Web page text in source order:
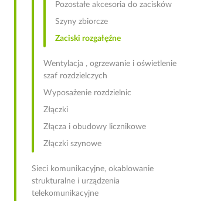
Pozostałe akcesoria do zacisków
Szyny zbiorcze
Zaciski rozgałęźne
Wentylacja , ogrzewanie i oświetlenie
szaf rozdzielczych
Wyposażenie rozdzielnic
Złączki
Złącza i obudowy licznikowe
Złączki szynowe
Sieci komunikacyjne, okablowanie
strukturalne i urządzenia
telekomunikacyjne